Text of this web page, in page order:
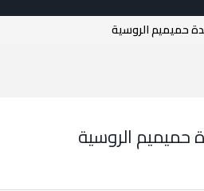
حميميم الروسية
حميميم الروسية